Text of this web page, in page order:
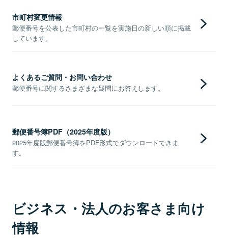
市町村変更情報
郵便番号を公表した市町村の一覧を実施日の新しい順に掲載
しています。
よくあるご質問・お問い合わせ
郵便番号に関するさまざまな疑問にお答えします。
郵便番号簿PDF（2025年度版）
2025年度版郵便番号簿をPDF形式でダウンロードできま
す。
ビジネス・法人のお客さま向け
情報